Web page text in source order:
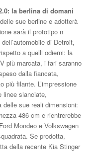
la berlina di domani
sue berline e adotterà
sarà il prototipo n
di Detroit,
a quelli odierni: la
più marcata, i fari saranno
dalla fiancata,
più filante. L’impressione
linee slanciate,
sue reali dimensioni:
486 cm e rientrerebbe
Mondeo e Volkswagen
Se prodotta,
della recente Kia Stinger